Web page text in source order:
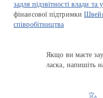
задля підзвітності влади та
фінансової підтримки
співробітництва
Якщо ви маєте
ласка, напишіть